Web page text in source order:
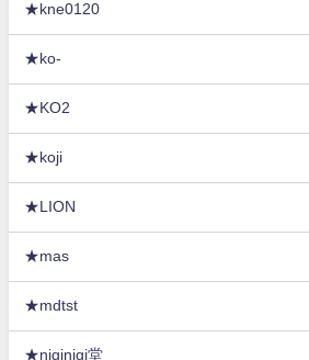
★kne0120
★ko-
★KO2
★koji
★LION
★mas
★mdtst
★niginigi堂